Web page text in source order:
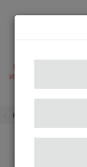
Кофе&Чай
Ингредиенты
Кофе в зернах Gran